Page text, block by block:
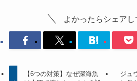
よかったらシェアし
【6つの対策】なぜ深海魚
ジュ